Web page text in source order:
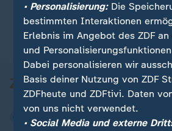
• Personalisierung:Die
bestimmten Interaktionen
Erlebnis im Angebot des ZDF
und
Dabei personalisieren wir
Basis deiner Nutzung von ZDF
ZDFheute und ZDFtivi. Daten
von uns nicht verwendet.
• Social Media und externe